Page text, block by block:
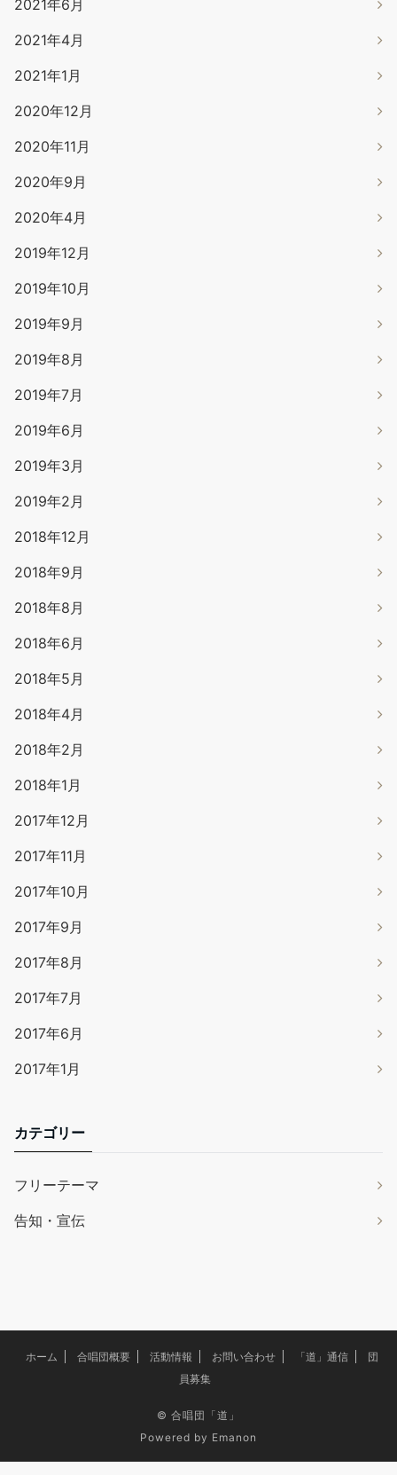
2021年6月
2021年4月
2021年1月
2020年12月
2020年11月
2020年9月
2020年4月
2019年12月
2019年10月
2019年9月
2019年8月
2019年7月
2019年6月
2019年3月
2019年2月
2018年12月
2018年9月
2018年8月
2018年6月
2018年5月
2018年4月
2018年2月
2018年1月
2017年12月
2017年11月
2017年10月
2017年9月
2017年8月
2017年7月
2017年6月
2017年1月
カテゴリー
フリーテーマ
告知・宣伝
ホーム 合唱団概要 活動情報 お問い合わせ 「道」通信
団
員募集
© 合唱団「道」
Powered by Emanon